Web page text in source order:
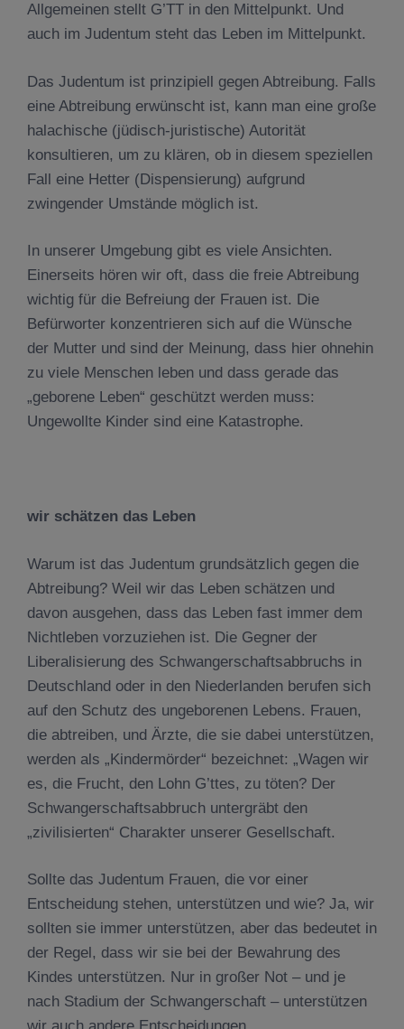
Allgemeinen stellt G’TT in den Mittelpunkt. Und
auch im Judentum steht das Leben im Mittelpunkt.
Das Judentum ist prinzipiell gegen Abtreibung. Falls
eine Abtreibung erwünscht ist, kann man eine große
halachische (jüdisch-juristische) Autorität
konsultieren, um zu klären, ob in diesem speziellen
Fall eine Hetter (Dispensierung) aufgrund
zwingender Umstände möglich ist.
In unserer Umgebung gibt es viele Ansichten.
Einerseits hören wir oft, dass die freie Abtreibung
wichtig für die Befreiung der Frauen ist. Die
Befürworter konzentrieren sich auf die Wünsche
der Mutter und sind der Meinung, dass hier ohnehin
zu viele Menschen leben und dass gerade das
„geborene Leben“ geschützt werden muss:
Ungewollte Kinder sind eine Katastrophe.
wir schätzen das Leben
Warum ist das Judentum grundsätzlich gegen die
Abtreibung? Weil wir das Leben schätzen und
davon ausgehen, dass das Leben fast immer dem
Nichtleben vorzuziehen ist. Die Gegner der
Liberalisierung des Schwangerschaftsabbruchs in
Deutschland oder in den Niederlanden berufen sich
auf den Schutz des ungeborenen Lebens. Frauen,
die abtreiben, und Ärzte, die sie dabei unterstützen,
werden als „Kindermörder“ bezeichnet: „Wagen wir
es, die Frucht, den Lohn G’ttes, zu töten? Der
Schwangerschaftsabbruch untergräbt den
„zivilisierten“ Charakter unserer Gesellschaft.
Sollte das Judentum Frauen, die vor einer
Entscheidung stehen, unterstützen und wie? Ja, wir
sollten sie immer unterstützen, aber das bedeutet in
der Regel, dass wir sie bei der Bewahrung des
Kindes unterstützen. Nur in großer Not – und je
nach Stadium der Schwangerschaft – unterstützen